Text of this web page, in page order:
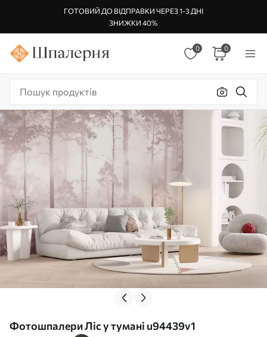
ГОТОВИЙ ДО ВІДПРАВКИ ЧЕРЕЗ 1-3 ДНІ
ЗНИЖКИ 40%
0 0
Фотошпалери Ліс у тумані u94439v1